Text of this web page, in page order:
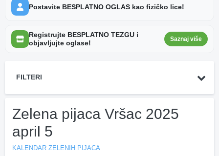
Postavite BESPLATNO OGLAS kao fizičko lice!
Registrujte BESPLATNO TEZGU i
objavljujte oglase!
Saznaj više
FILTERI
Zelena pijaca Vršac 2025
april 5
KALENDAR ZELENIH PIJACA